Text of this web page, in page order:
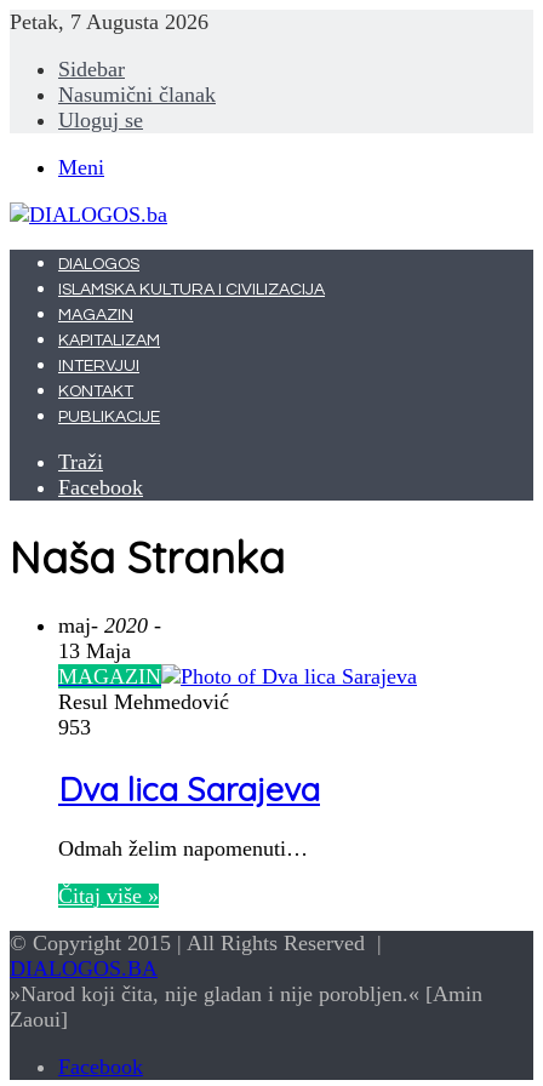
Petak, 7 Augusta 2026
Sidebar
Nasumični članak
Uloguj se
Meni
DIALOGOS
ISLAMSKA KULTURA I CIVILIZACIJA
MAGAZIN
KAPITALIZAM
INTERVJUI
KONTAKT
PUBLIKACIJE
Traži
Facebook
Naša Stranka
maj- 2020 -
13 Maja
MAGAZIN
Resul Mehmedović
953
Dva lica Sarajeva
Odmah želim napomenuti…
Čitaj više »
© Copyright 2015 | All Rights Reserved |
DIALOGOS.BA
»Narod koji čita, nije gladan i nije porobljen.« [Amin
Zaoui]
Facebook